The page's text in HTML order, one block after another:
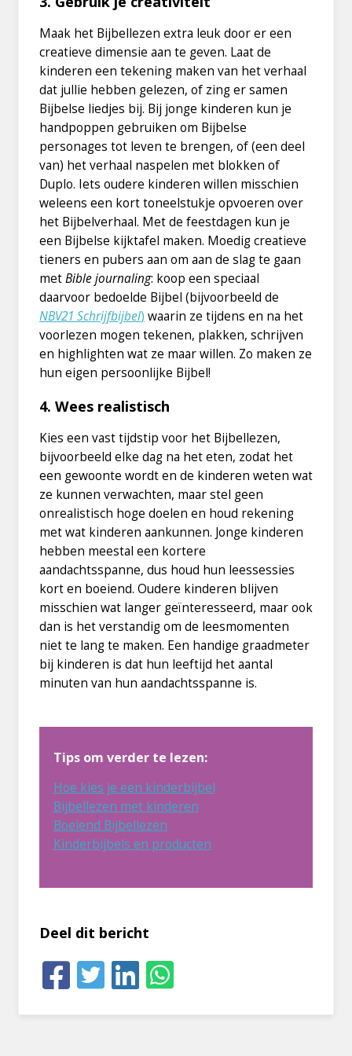
Maak het Bijbellezen extra leuk door er een
creatieve dimensie aan te geven. Laat de
kinderen een tekening maken van het verhaal
dat jullie hebben gelezen, of zing er samen
Bijbelse liedjes bij. Bij jonge kinderen kun je
handpoppen gebruiken om Bijbelse
personages tot leven te brengen, of (een deel
van) het verhaal naspelen met blokken of
Duplo. Iets oudere kinderen willen misschien
weleens een kort toneelstukje opvoeren over
het Bijbelverhaal. Met de feestdagen kun je
een Bijbelse kijktafel maken. Moedig creatieve
tieners en pubers aan om aan de slag te gaan
metBible journaling: koop een speciaal
daarvoor bedoelde Bijbel (bijvoorbeeld de
NBV21 Schrijfbijbel) waarin ze tijdens en na het
voorlezen mogen tekenen, plakken, schrijven
en highlighten wat ze maar willen. Zo maken ze
hun eigen persoonlijke Bijbel!
4. Wees realistisch
Kies een vast tijdstip voor het Bijbellezen,
bijvoorbeeld elke dag na het eten, zodat het
een gewoonte wordt en de kinderen weten wat
ze kunnen verwachten, maar stel geen
onrealistisch hoge doelen en houd rekening
met wat kinderen aankunnen. Jonge kinderen
hebben meestal een kortere
aandachtsspanne, dus houd hun leessessies
kort en boeiend. Oudere kinderen blijven
misschien wat langer geïnteresseerd, maar ook
dan is het verstandig om de leesmomenten
niet te lang te maken. Een handige graadmeter
bij kinderen is dat hun leeftijd het aantal
minuten van hun aandachtsspanne is.
Tips om verder te lezen:
Hoe kies je een kinderbijbel
Bijbellezen met kinderen
Boeiend Bijbellezen
Kinderbijbels en producten
Deel dit bericht